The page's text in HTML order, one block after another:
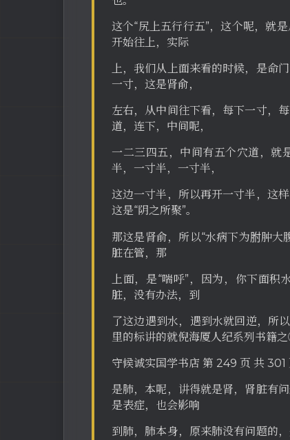
这个“尻上五行行五”，这个呢，就
开始往上，实际
上，我们从上面来看的时候，是命
一寸，这是肾俞，
左右，从中间往下看，每下一寸，
道，连下，中间呢，
一二三四五，中间有五个穴道，就
半，一寸半，一寸半，
这边一寸半，所以再开一寸半，这
这是“阴之所聚”。
那这是肾俞，所以“水病下为胕肿
脏在管，那
上面，是“喘呼”，因为，你下面
脏，没有办法，到
了这边遇到水，遇到水就回逆，所
里的标讲的就倪海厦人纪系列书籍
守候诚实国学书店 第 249 页 共 301
是肺，本呢，讲得就是肾，肾脏有
是表症，也会影响
到肺，肺本身，原来肺没有问题的